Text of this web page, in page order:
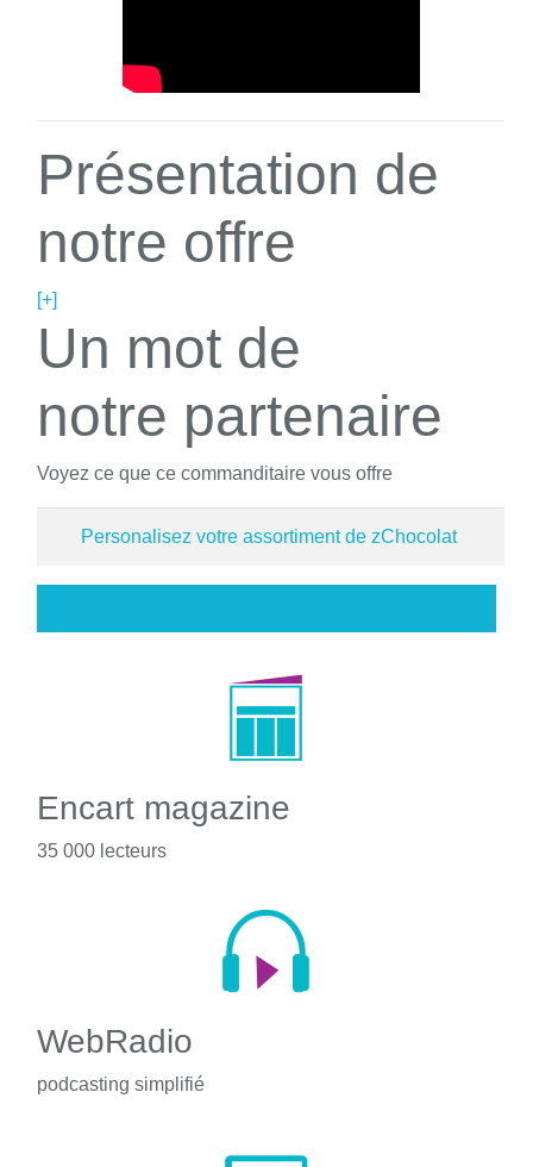
Présentation de
notre offre
[+]
Un mot de
notre partenaire
Voyez ce que ce commanditaire vous offre
Personalisez votre assortiment de zChocolat
Encart magazine
35 000 lecteurs
WebRadio
podcasting simplifié